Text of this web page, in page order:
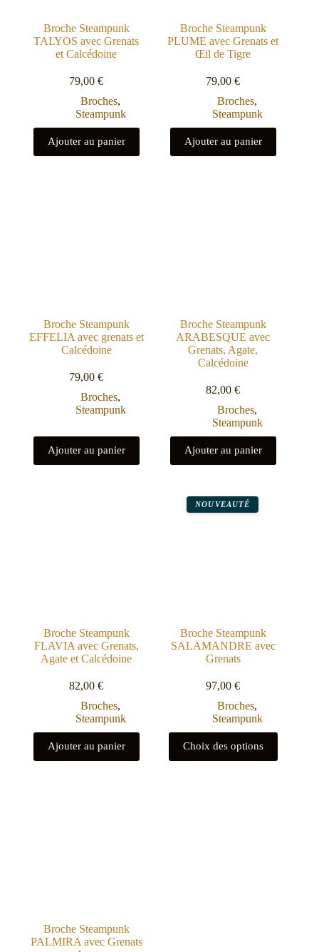
Broche Steampunk
TALYOS avec Grenats
et Calcédoine
79,00€
Broches,
Steampunk
Ajouter au panier
Broche Steampunk
PLUME avec Grenats et
Œil de Tigre
79,00€
Broches,
Steampunk
Ajouter au panier
Broche Steampunk
EFFELIA avec grenats et
Calcédoine
79,00€
Broches,
Steampunk
Ajouter au panier
Broche Steampunk
ARABESQUE avec
Grenats, Agate,
Calcédoine
82,00€
Broches,
Steampunk
Ajouter au panier
Broche Steampunk
FLAVIA avec Grenats,
Agate et Calcédoine
82,00€
Broches,
Steampunk
Ajouter au panier
NOUVEAUTÉ
Broche Steampunk
SALAMANDRE avec
Grenats
97,00€
Broches,
Steampunk
Choix des options
Broche Steampunk
PALMIRA avec Grenats